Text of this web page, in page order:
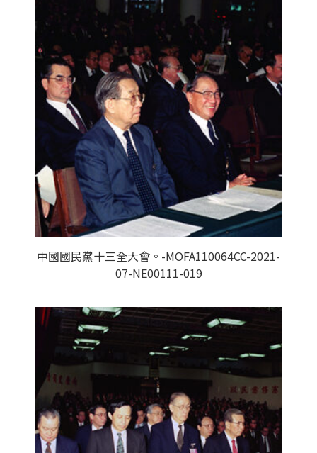
中國國民黨十三全大會。-MOFA110064CC-2021-
07-NE00111-019